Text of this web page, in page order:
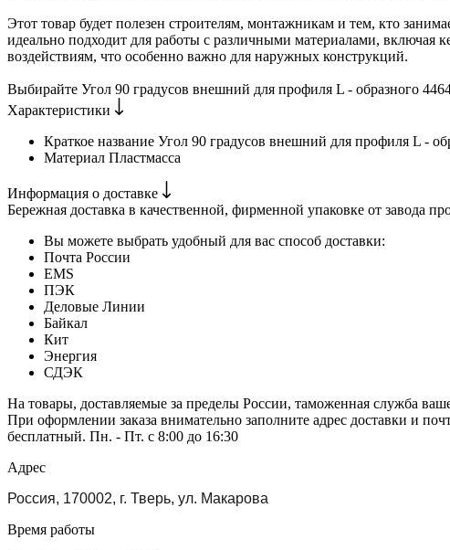
Этот товар будет полезен строителям, монтажникам и тем, кто
идеально подходит для работы с различными материалами, включая
воздействиям, что особенно важно для наружных конструкций.
Выбирайте Угол 90 градусов внешний для профиля L - образного
Характеристики
Краткое название Угол 90 градусов внешний для профиля L -
Материал Пластмасса
Информация о доставке
Бережная доставка в качественной, фирменной упаковке от завода
Вы можете выбрать удобный для вас способ доставки:
Почта России
EMS
ПЭК
Деловые Линии
Байкал
Кит
Энергия
СДЭК
На товары, доставляемые за пределы России, таможенная служба
При оформлении заказа внимательно заполните адрес доставки и
бесплатный. Пн. - Пт. с 8:00 до 16:30
Адрес
Россия, 170002, г. Тверь, ул. Макарова
Время работы